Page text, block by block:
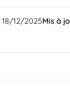
18/12/2025Mis à